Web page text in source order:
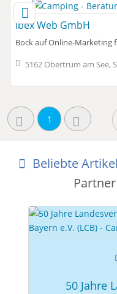
Ibex Web GmbH
Bock auf Online-Marketing
5162 Obertrum am See,
1
Beliebte
50 Jahre